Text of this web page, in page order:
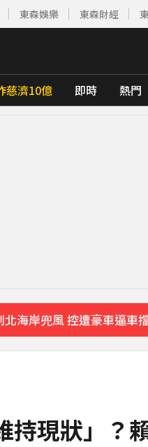
東森娛樂 東森財經
慈濟10億 即時 熱門
海岸兜風 控遭豪車逼車
近！7地區達停班課標準
聯投信免費講座報名中！
掌握天下大小事！
持現狀」？